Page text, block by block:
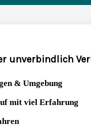
unverbindlich
& Umgebung
mit viel Erfahrung